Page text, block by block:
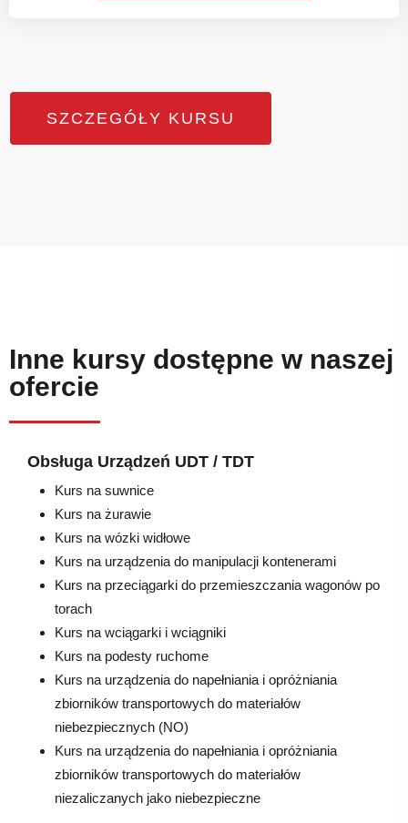
SZCZEGÓŁY KURSU
Inne kursy dostępne w naszej
ofercie
Obsługa Urządzeń UDT / TDT
Kurs na suwnice
Kurs na żurawie
Kurs na wózki widłowe
Kurs na urządzenia do manipulacji kontenerami
Kurs na przeciągarki do przemieszczania wagonów po
torach
Kurs na wciągarki i wciągniki
Kurs na podesty ruchome
Kurs na urządzenia do napełniania i opróżniania
zbiorników transportowych do materiałów
niebezpiecznych (NO)
Kurs na urządzenia do napełniania i opróżniania
zbiorników transportowych do materiałów
niezaliczanych jako niebezpieczne